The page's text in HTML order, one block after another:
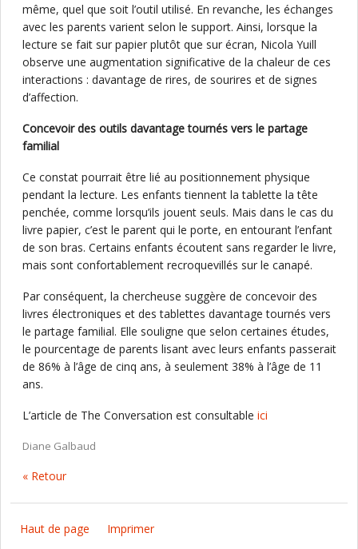
même, quel que soit l’outil utilisé. En revanche, les échanges
avec les parents varient selon le support. Ainsi, lorsque la
lecture se fait sur papier plutôt que sur écran, Nicola Yuill
observe une augmentation significative de la chaleur de ces
interactions : davantage de rires, de sourires et de signes
d’affection.
Concevoir des outils davantage tournés vers le partage
familial
Ce constat pourrait être lié au positionnement physique
pendant la lecture. Les enfants tiennent la tablette la tête
penchée, comme lorsqu’ils jouent seuls. Mais dans le cas du
livre papier, c’est le parent qui le porte, en entourant l’enfant
de son bras. Certains enfants écoutent sans regarder le livre,
mais sont confortablement recroquevillés sur le canapé.
Par conséquent, la chercheuse suggère de concevoir des
livres électroniques et des tablettes davantage tournés vers
le partage familial. Elle souligne que selon certaines études,
le pourcentage de parents lisant avec leurs enfants passerait
de 86% à l’âge de cinq ans, à seulement 38% à l’âge de 11
ans.
L’article de The Conversation est consultable ici
Diane Galbaud
« Retour
Haut de page Imprimer